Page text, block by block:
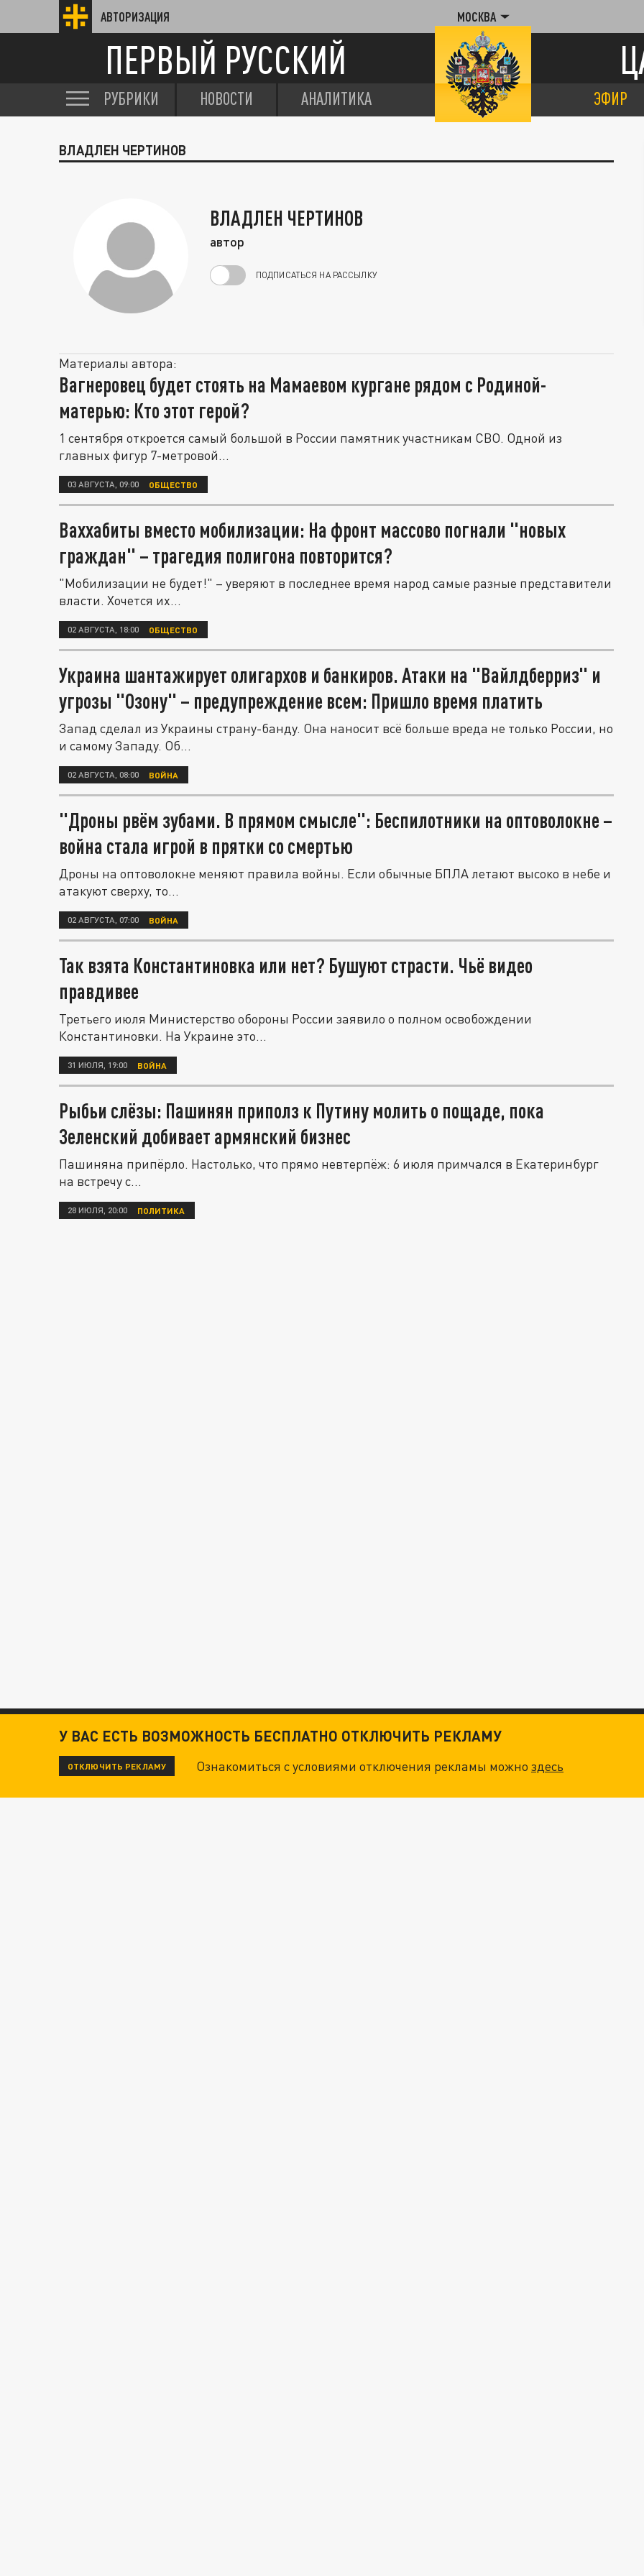
АВТОРИЗАЦИЯ МОСКВА
ПЕРВЫЙ РУССКИЙ
РУБРИКИ НОВОСТИ АНАЛИТИКА ЭФИР
ВЛАДЛЕН ЧЕРТИНОВ
ВЛАДЛЕН ЧЕРТИНОВ
автор
ПОДПИСАТЬСЯ НА РАССЫЛКУ
Материалы автора:
Вагнеровец будет стоять на Мамаевом кургане рядом с Родиной-
матерью: Кто этот герой?
1 сентября откроется самый большой в России памятник участникам СВО. Одной из
главных фигур 7-метровой...
03 АВГУСТА, 09:00 ОБЩЕСТВО
Ваххабиты вместо мобилизации: На фронт массово погнали "новых
граждан" – трагедия полигона повторится?
"Мобилизации не будет!" – уверяют в последнее время народ самые разные представители
власти. Хочется их...
02 АВГУСТА, 18:00 ОБЩЕСТВО
Украина шантажирует олигархов и банкиров. Атаки на "Вайлдберриз" и
угрозы "Озону" – предупреждение всем: Пришло время платить
Запад сделал из Украины страну-банду. Она наносит всё больше вреда не только России, но
и самому Западу. Об...
02 АВГУСТА, 08:00 ВОЙНА
"Дроны рвём зубами. В прямом смысле": Беспилотники на оптоволокне –
война стала игрой в прятки со смертью
Дроны на оптоволокне меняют правила войны. Если обычные БПЛА летают высоко в небе и
атакуют сверху, то...
02 АВГУСТА, 07:00 ВОЙНА
Так взята Константиновка или нет? Бушуют страсти. Чьё видео
правдивее
Третьего июля Министерство обороны России заявило о полном освобождении
Константиновки. На Украине это...
31 ИЮЛЯ, 19:00 ВОЙНА
Рыбьи слёзы: Пашинян приполз к Путину молить о пощаде, пока
Зеленский добивает армянский бизнес
Пашиняна припёрло. Настолько, что прямо невтерпёж: 6 июля примчался в Екатеринбург
на встречу с...
28 ИЮЛЯ, 20:00 ПОЛИТИКА
У ВАС ЕСТЬ ВОЗМОЖНОСТЬ БЕСПЛАТНО ОТКЛЮЧИТЬ РЕКЛАМУ
ОТКЛЮЧИТЬ РЕКЛАМУ Ознакомиться с условиями отключения рекламы можноздесь